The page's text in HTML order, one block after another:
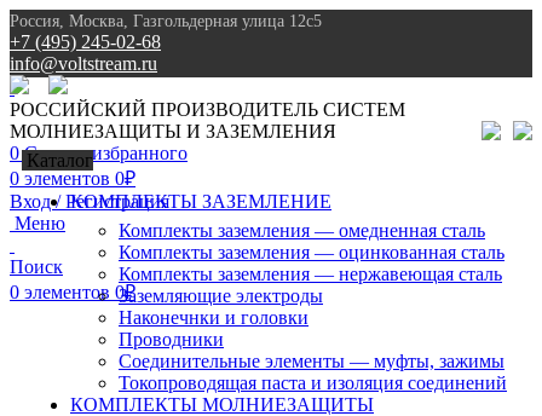
Россия, Москва, Газгольдерная улица 12с5
+7 (495) 245-02-68
info@voltstream.ru
8 (495) 245-02-68
РОССИЙСКИЙ ПРОИЗВОДИТЕЛЬ СИСТЕМ
МОЛНИЕЗАЩИТЫ И ЗАЗЕМЛЕНИЯ
0Список избранного
0 элементов 0₽
Вход / Регистрация
Меню
Поиск
0 элементов 0₽
Каталог
КОМПЛЕКТЫ ЗАЗЕМЛЕНИЕ
Комплекты заземления — омедненная сталь
Комплекты заземления — оцинкованная сталь
Комплекты заземления — нержавеющая сталь
Заземляющие электроды
Наконечнки и головки
Проводники
Соединительные элементы — муфты, зажимы
Токопроводящая паста и изоляция соединений
КОМПЛЕКТЫ МОЛНИЕЗАЩИТЫ